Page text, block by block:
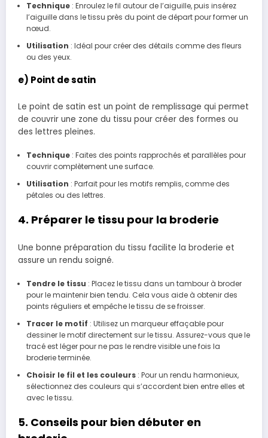
Technique: Enroulez le fil autour de l’aiguille, puis insérez
l’aiguille dans le tissu près du point de départ pour former un
nœud.
Utilisation : Idéal pour créer des détails comme des fleurs
ou des yeux.
e) Point de satin
Le point de satin est un point de remplissage qui permet
de couvrir une zone du tissu pour créer des formes ou
des lettres pleines.
Technique: Faites des points rapprochés et parallèles pour
couvrir complètement une surface.
Utilisation : Parfait pour les motifs remplis, comme des
pétales ou des lettres.
4. Préparer le tissu pour la broderie
Une bonne préparation du tissu facilite la broderie et
assure un rendu soigné.
Tendre le tissu : Placez le tissu dans un tambour à broder
pour le maintenir bien tendu. Cela vous aide à obtenir des
points réguliers et empêche le tissu de se froisser.
Tracer le motif : Utilisez un marqueur effaçable pour
dessiner le motif directement sur le tissu. Assurez-vous que le
tracé est léger pour ne pas le rendre visible une fois la
broderie terminée.
Choisir le fil et les couleurs: Pour un rendu harmonieux,
sélectionnez des couleurs qui s’accordent bien entre elles et
avec le tissu.
5. Conseils pour bien débuter en